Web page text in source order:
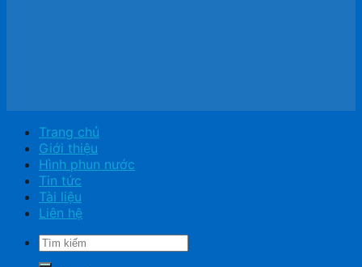
Trang chủ
Giới thiệu
Hình phun nước
Tin tức
Tài liệu
Liên hệ
Tìm